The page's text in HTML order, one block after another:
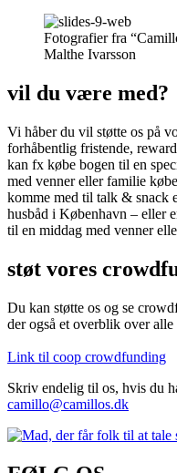
Fotografier fra
Malthe Ivarsson
vil du være med?
Vi håber du vil støtte os på
forhåbentlig fristende,
kan fx købe bogen til en
med venner eller familie
komme med til talk & snack
husbåd i København – eller
til en middag med venner
støt vores
Du kan støtte os og se
der også et overblik over alle
Link til coop crowdfunding
Skriv endelig til os, hvis du
camillo@camillos.dk